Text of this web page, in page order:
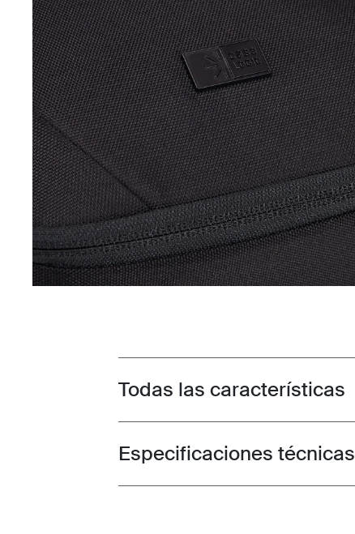
Toggle features
Todas las características
Toggle techspec
Especificaciones técnicas